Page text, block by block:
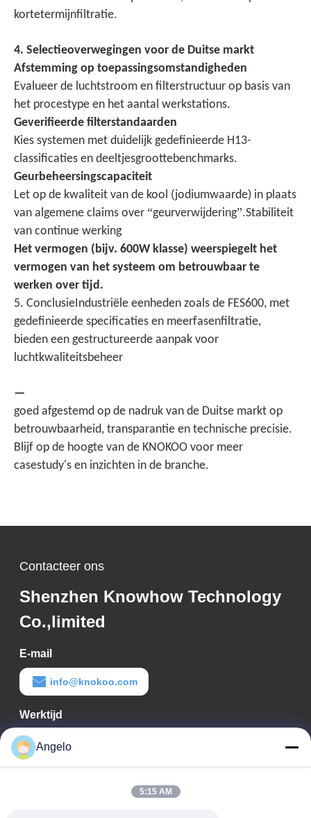
kortetermijnfiltratie.
4. Selectieoverwegingen voor de Duitse markt
Afstemming op toepassingsomstandigheden
Evalueer de luchtstroom en filterstructuur op basis van
het procestype en het aantal werkstations.
Geverifieerde filterstandaarden
Kies systemen met duidelijk gedefinieerde H13-
classificaties en deeltjesgroottebenchmarks.
Geurbeheersingscapaciteit
Let op de kwaliteit van de kool (jodiumwaarde) in plaats
van algemene claims over “geurverwijdering”.Stabiliteit
van continue werking
Het vermogen (bijv. 600W klasse) weerspiegelt het
vermogen van het systeem om betrouwbaar te
werken over tijd.
5. ConclusieIndustriële eenheden zoals de FES600, met
gedefinieerde specificaties en meerfasenfiltratie,
bieden een gestructureerde aanpak voor
luchtkwaliteitsbeheer
—
goed afgestemd op de nadruk van de Duitse markt op
betrouwbaarheid, transparantie en technische precisie.
Blijf op de hoogte van de KNOKOO voor meer
casestudy's en inzichten in de branche.
Contacteer ons
Shenzhen Knowhow Technology
Co.,limited
E-mail
info@knokoo.com
Werktijd
08:00-18:00
Ons adres
Angelo
5:15 AM